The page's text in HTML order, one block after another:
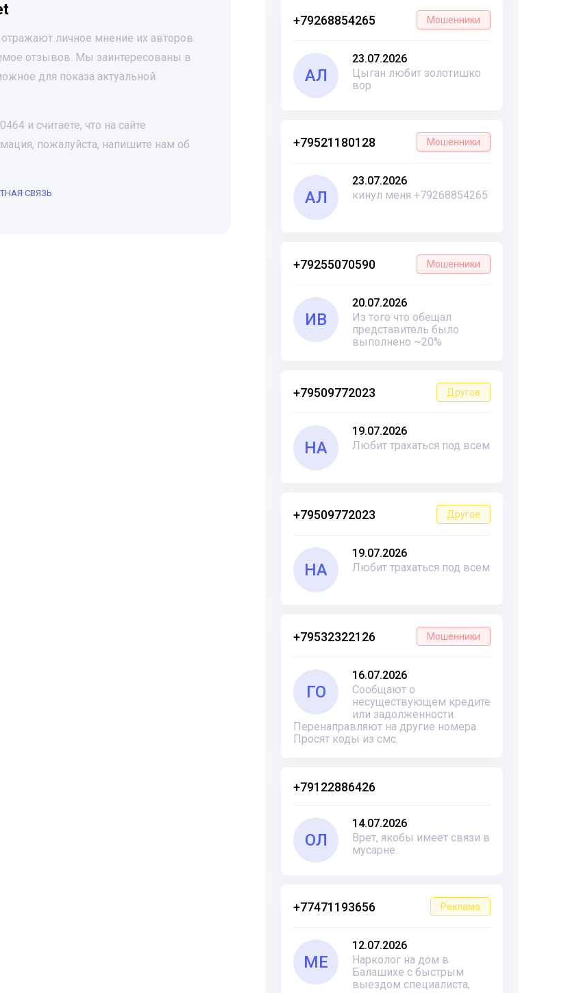
+79268854265 Мошенники
АЛ
23.07.2026
Цыган любит золотишко
вор
+79521180128 Мошенники
АЛ
23.07.2026
кинул меня +79268854265
+79255070590 Мошенники
ИВ
20.07.2026
Из того что обещал
представитель было
выполнено ~20%
+79509772023 Другое
НА
19.07.2026
Любит трахаться под всем
+79509772023 Другое
НА
19.07.2026
Любит трахаться под всем
+79532322126 Мошенники
ГО
16.07.2026
Сообщают о
несуществующем кредите
или задолженности.
Перенаправляют на другие номера.
Просят коды из смс.
+79122886426
ОЛ
14.07.2026
Врет, якобы имеет связи в
мусарне.
+77471193656 Реклама
ME
12.07.2026
Нарколог на дом в
Балашихе с быстрым
выездом специалиста,
личное мнение их авторов.
отзывов. Мы заинтересованы в
для показа актуальной
и считаете, что на сайте
пожалуйста, напишите нам об
СВЯЗЬ